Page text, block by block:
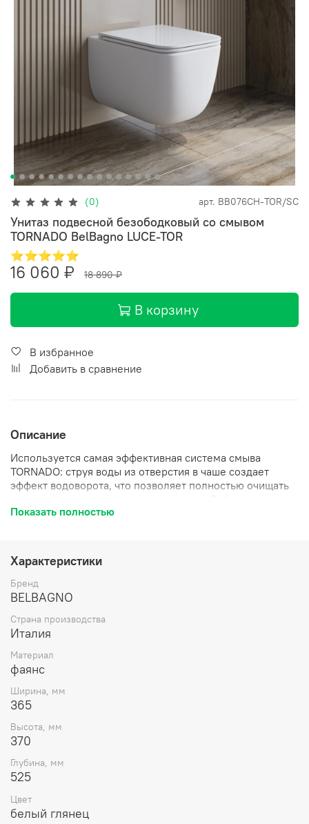
(0) арт. BB076CH-TOR/SC
Унитаз подвесной безободковый со смывом
TORNADO BelBagno LUCE-TOR
⭐⭐⭐⭐⭐
16 060 ₽ 18 890 ₽
В корзину
В избранное
Добавить в сравнение
Описание
Используется самая эффективная система смыва
TORNADO: струя воды из отверстия в чаше создает
эффект водоворота, что позволяет полностью очищать
бесшумно, эффективный смыв осуществляется даже
ВНИМАНИЕ: крышка-сиденье в комплекте
Показать полностью
Характеристики
Бренд
BELBAGNO
Страна производства
Италия
Материал
фаянс
Ширина, мм
365
Высота, мм
370
Глубина, мм
525
Цвет
белый глянец